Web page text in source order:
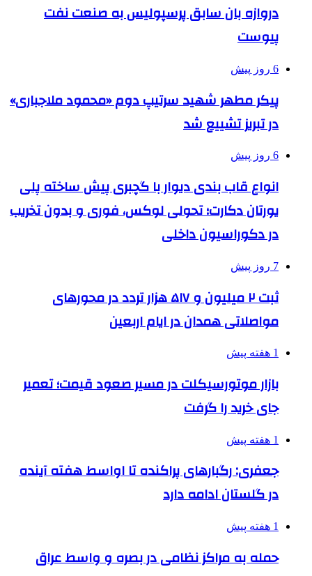
دروازه بان سابق پرسپولیس به صنعت نفت
پیوست
6 روز پیش
پیکر مطهر شهید سرتیپ دوم «محمود ملاجباری»
در تبریز تشییع شد
6 روز پیش
انواع قاب بندی دیوار با گچبری پیش ساخته پلی
یورتان دکارت؛ تحولی لوکس، فوری و بدون تخریب
در دکوراسیون داخلی
7 روز پیش
ثبت ۲ میلیون و ۵۱۷ هزار تردد در محورهای
مواصلاتی همدان در ایام اربعین
1 هفته پیش
بازار موتورسیکلت در مسیر صعود قیمت؛ تعمیر
جای خرید را گرفت
1 هفته پیش
جعفری: رگبارهای پراکنده تا اواسط هفته آینده
در گلستان ادامه دارد
1 هفته پیش
حمله به مراکز نظامی در بصره و واسط عراق